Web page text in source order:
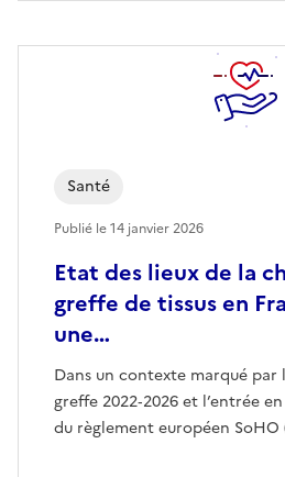
Etat des lieux de la
greffe de tissus en
une…
Dans un contexte marqué par
greffe 2022‑2026 et l’entrée
du règlement européen SoHO
Santé
Publié le14 janvier 2026